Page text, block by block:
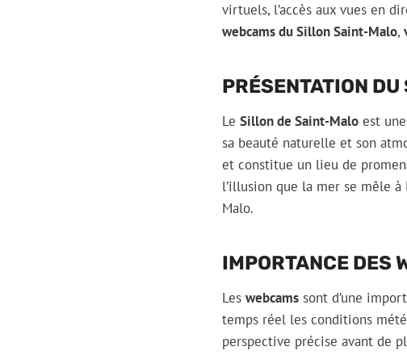
virtuels, l’accès aux vues en
webcams du Sillon Saint-Malo,
PRÉSENTATION
Le Sillon de Saint-Malo est
sa beauté naturelle et son
et constitue un lieu de
l’illusion que la mer se mêle
Malo.
IMPORTANCE DES
Les webcams sont d’une
temps réel les conditions
perspective précise avant de